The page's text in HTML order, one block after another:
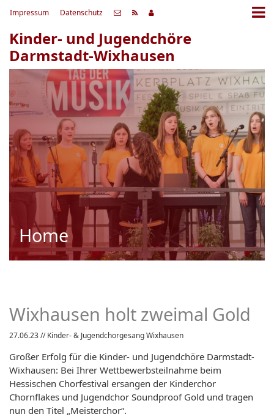
Impressum Datenschutz
Kinder- und Jugendchöre
Darmstadt-Wixhausen
Home
Wixhausen holt zweimal Gold
27.06.23// Kinder- & Jugendchorgesang Wixhausen
Großer Erfolg für die Kinder- und Jugendchöre Darmstadt-
Wixhausen: Bei Ihrer Wettbewerbsteilnahme beim
Hessischen Chorfestival ersangen der Kinderchor
Chornflakes und Jugendchor Soundproof Gold und tragen
nun den Titel „Meisterchor“.